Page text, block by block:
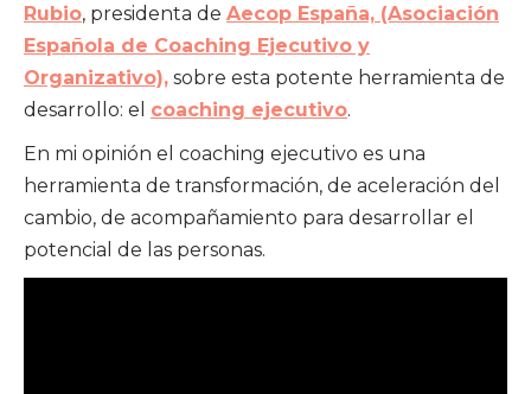
Rubio, presidenta de Aecop España, (Asociación
Española de Coaching Ejecutivo y
Organizativo), sobre esta potente herramienta de
desarrollo: el coaching ejecutivo.
En mi opinión el coaching ejecutivo es una
herramienta de transformación, de aceleración del
cambio, de acompañamiento para desarrollar el
potencial de las personas.